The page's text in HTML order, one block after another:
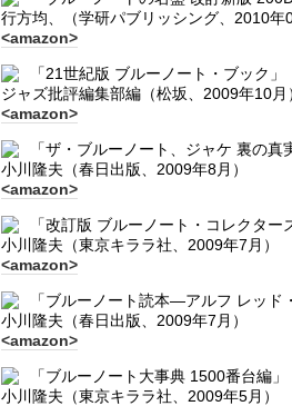
行方均、（学研パブリッシング、2010年
<amazon>
「21世紀版 ブルーノート・ブック」
ジャズ批評編集部編（松坂、2009年10月
<amazon>
「ザ・ブルーノート、ジャケ 裏の
小川隆夫（春日出版、2009年8月）
<amazon>
「改訂版 ブルーノート・コレクター
小川隆夫（東京キララ社、2009年7月）
<amazon>
「ブルーノート読本―アルフ レッド
小川隆夫（春日出版、2009年7月）
<amazon>
「ブルーノート大事典 1500番台編」
小川隆夫（東京キララ社、2009年5月）